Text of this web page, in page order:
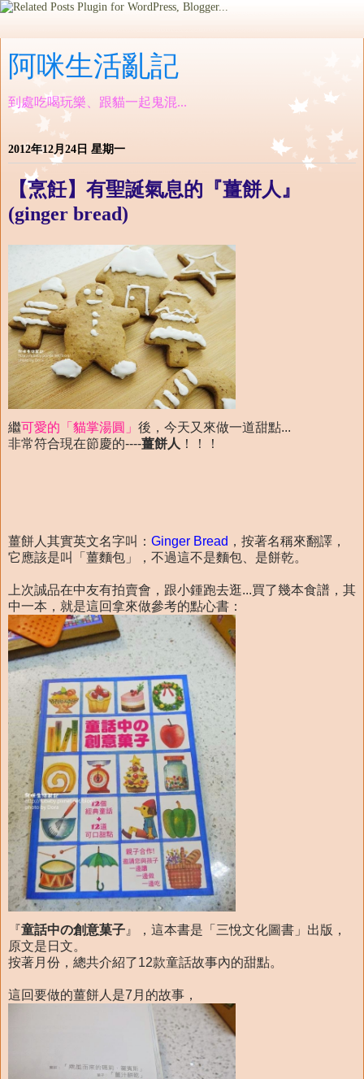
阿咪生活亂記
到處吃喝玩樂、跟貓一起鬼混...
2012年12月24日 星期一
【烹飪】有聖誕氣息的『薑餅人』
(ginger bread)
繼可愛的「貓掌湯圓」 後，今天又來做一道甜點...
非常符合現在節慶的----薑餅人 ！！！
薑餅人其實英文名字叫： Ginger Bread ，按著名稱來翻譯，
它應該是叫「薑麵包」，不過這不是麵包、是餅乾。
上次誠品在中友有拍賣會，跟小鍾跑去逛...買了幾本食譜，其
中一本，就是這回拿來做參考的點心書：
『童話中の創意菓子 』，這本書是「三悅文化圖書」出版，
原文是日文。
按著月份，總共介紹了12款童話故事內的甜點。
這回要做的薑餅人是7月的故事，